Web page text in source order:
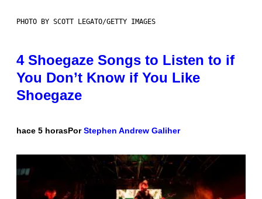
PHOTO BY SCOTT LEGATO/GETTY IMAGES
4 Shoegaze Songs to Listen to if
You Don’t Know if You Like
Shoegaze
hace 5 horasPorStephen Andrew Galiher